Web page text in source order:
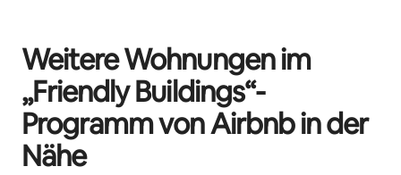
Weitere Wohnungen im
„Friendly Buildings“-
Programm von Airbnb in der
Nähe